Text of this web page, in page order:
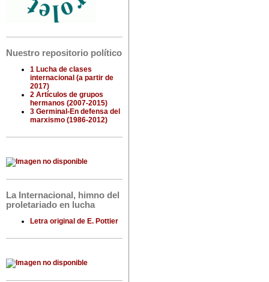
Nuestro repositorio político
1 Lucha de clases
internacional (a partir de
2017)
2 Artículos de grupos
hermanos (2007-2015)
3 Germinal-En defensa del
marxismo (1986-2012)
La Internacional, himno del
proletariado en lucha
Letra original de E. Pottier